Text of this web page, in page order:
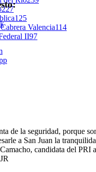
227
125
Valencia114
II97
de la seguridad, porque
a San Juan la
candidata del PRI